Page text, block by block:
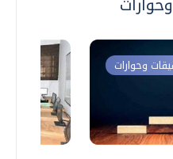
وحوارات